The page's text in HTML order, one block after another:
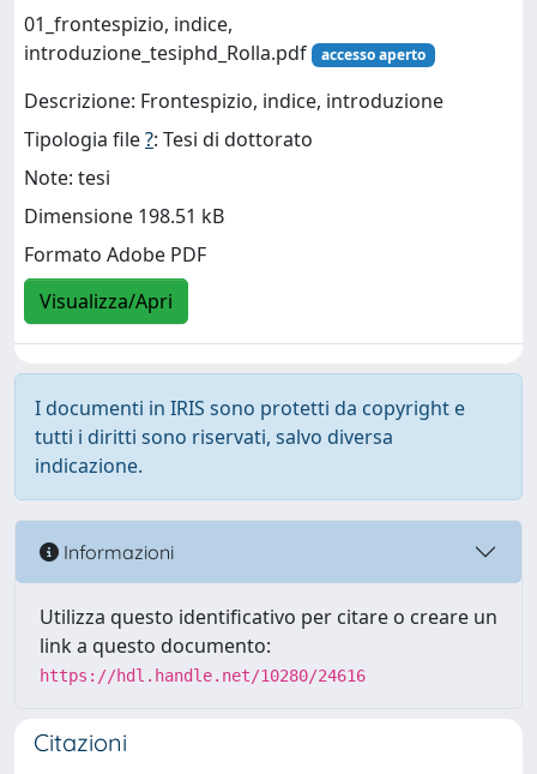
01_frontespizio, indice,
introduzione_tesiphd_Rolla.pdf
accesso aperto
Descrizione: Frontespizio, indice, introduzione
Tipologia file?: Tesi di dottorato
Note: tesi
Dimensione 198.51 kB
Formato Adobe PDF
Visualizza/Apri
I documenti in IRIS sono protetti da copyright e
tutti i diritti sono riservati, salvo diversa
indicazione.
Informazioni
Utilizza questo identificativo per citare o creare un
link a questo documento:
https://hdl.handle.net/10280/24616
Citazioni